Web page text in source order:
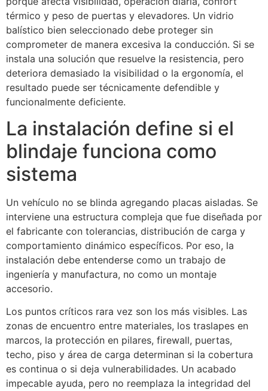
térmico y peso de puertas y elevadores. Un vidrio
balístico bien seleccionado debe proteger sin
comprometer de manera excesiva la conducción. Si se
instala una solución que resuelve la resistencia, pero
deteriora demasiado la visibilidad o la ergonomía, el
resultado puede ser técnicamente defendible y
funcionalmente deficiente.
La instalación define si el
blindaje funciona como
sistema
Un vehículo no se blinda agregando placas aisladas. Se
interviene una estructura compleja que fue diseñada por
el fabricante con tolerancias, distribución de carga y
comportamiento dinámico específicos. Por eso, la
instalación debe entenderse como un trabajo de
ingeniería y manufactura, no como un montaje
accesorio.
Los puntos críticos rara vez son los más visibles. Las
zonas de encuentro entre materiales, los traslapes en
marcos, la protección en pilares, firewall, puertas,
techo, piso y área de carga determinan si la cobertura
es continua o si deja vulnerabilidades. Un acabado
impecable ayuda, pero no reemplaza la integridad del